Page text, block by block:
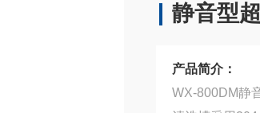
静音型
产品简介：
WX-800DM静